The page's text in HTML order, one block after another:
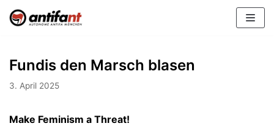
Zum
Inhalt
Fundis den Marsch blasen
3. April 2025
Make Feminism a Threat!